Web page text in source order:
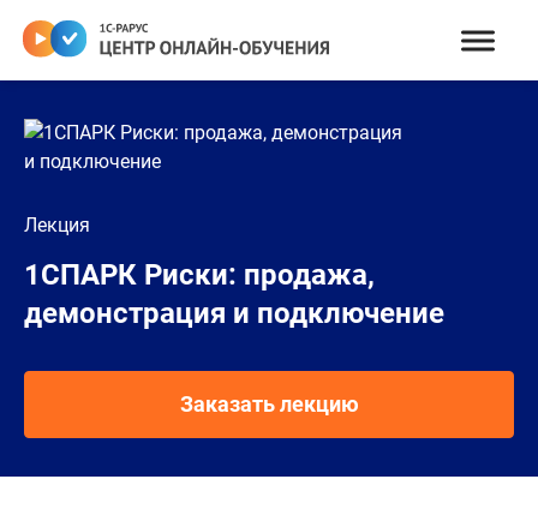
Лекция
1СПАРК Риски: продажа,
демонстрация и подключение
Заказать лекцию